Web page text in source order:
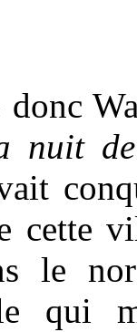
nuit de
cette
le
qui